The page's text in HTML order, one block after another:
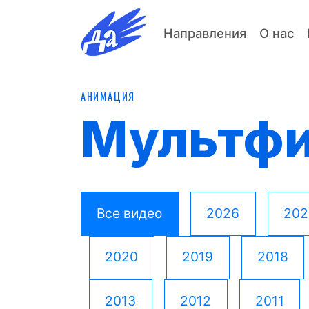
Направления О нас
АНИМАЦИЯ
Все видео 2026
2020 2019 2018
2013 2012 2011